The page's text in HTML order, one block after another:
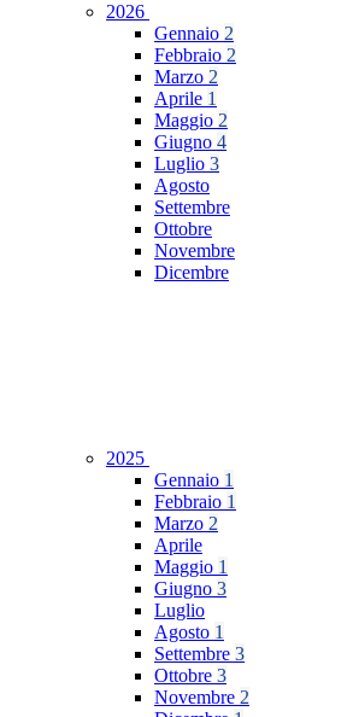
2026
Gennaio 2
Febbraio 2
Marzo 2
Aprile 1
Maggio 2
Giugno 4
Luglio 3
Agosto
Settembre
Ottobre
Novembre
Dicembre
2025
Gennaio 1
Febbraio 1
Marzo 2
Aprile
Maggio 1
Giugno 3
Luglio
Agosto 1
Settembre 3
Ottobre 3
Novembre 2